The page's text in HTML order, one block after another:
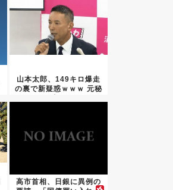
山本太郎、149キロ爆走
の裏で新疑惑ｗｗｗ 元秘
高市首相、日銀に異例の